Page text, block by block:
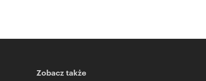
Zobacz także